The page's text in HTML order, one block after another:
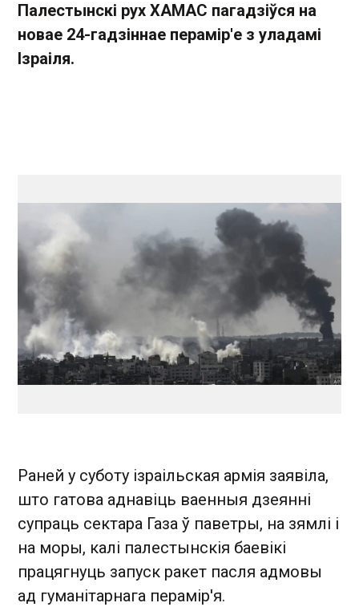
Палестынскі рух ХАМАС пагадзіўся на
новае 24-гадзіннае перамір'е з уладамі
Ізраіля.
Раней у суботу ізраільская армія заявіла,
што гатова аднавіць ваенныя дзеянні
супраць сектара Газа ў паветры, на зямлі і
на моры, калі палестынскія баевікі
працягнуць запуск ракет пасля адмовы
ад гуманітарнага перамір'я.